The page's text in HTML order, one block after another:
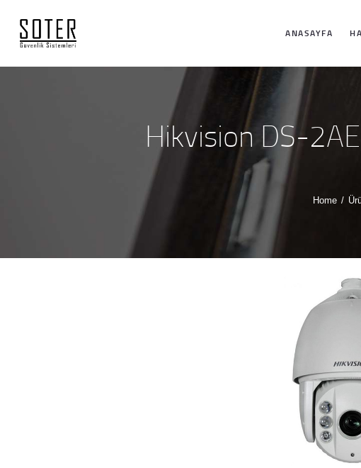
ANASAYFA
Hikvision DS-
Home